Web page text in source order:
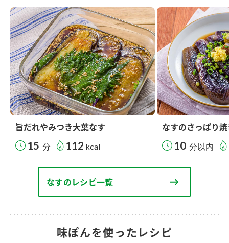
旨だれやみつき大葉なす
15 分 112 kcal
なすのさっぱり
10 分以内
なすのレシピ一覧
味ぽんを使ったレシピ